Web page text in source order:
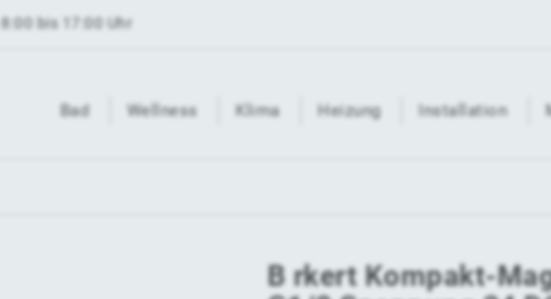
bis 17:00 Uhr
Bad Wellness Klima Heizung Installation
B rkert Kompakt-